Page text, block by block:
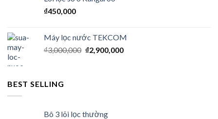
₫450,000
Máy lọc nước TEKCOM
₫3,000,000 ₫2,900,000
BEST SELLING
Bô 3 lõi lọc thường